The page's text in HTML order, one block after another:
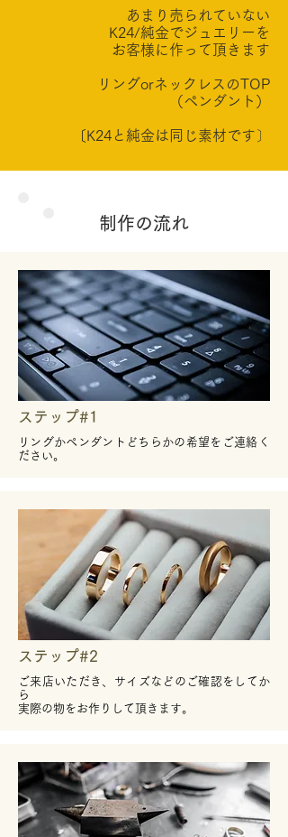
あまり売られていない
K24/純金でジュエリーを
お客様に作って頂きます
リングorネックレスのTOP
（ペンダント）
​〔K24と純金は同じ素材です〕
制作の流れ
ステップ#1
​リングかペンダントどちらかの希望をご連絡く
ださい。
ステップ#2
ご来店いただき、サイズなどのご確認をしてか
ら
​実際の物をお作りして頂きます。